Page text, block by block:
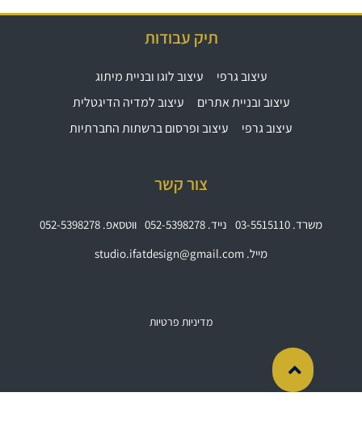
תיק עבודות
עיצוב גרפי
עיצוב לוגו ובניית מיתוג
עיצוב ובניית אתרים
עיצוב למדיה הדיגטלית
עיצוב גרפי
עיצוב ופרסום ברשתות החברתיות
צור קשר
משרד. 03-5515110 נייד. 052-5398278
ווטסאפ. 052-5398278
מייל. studio.ifatdesign@gmail.com
מדיניות פרטיות